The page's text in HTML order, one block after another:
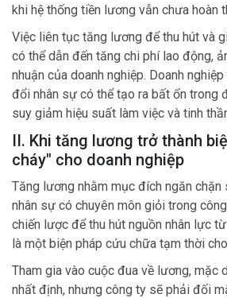
khi hệ thống tiền lương vẫn chưa hoàn
Việc liên tục tăng lương để thu hút và
có thể dẫn đến tăng chi phí lao động,
nhuận của doanh nghiệp. Doanh
đổi nhân sự có thể tạo ra bất ổn trong
suy giảm hiệu suất làm việc và tinh
II. Khi tăng lương trở thành
cháy" cho doanh nghiệp
Tăng lương nhằm mục đích ngăn chặn
nhân sự có chuyên môn giỏi trong
chiến lược để thu hút nguồn nhân lực
là một biện pháp cứu chữa tạm thời
Tham gia vào cuộc đua về lương, mặc
nhất định, nhưng công ty sẽ phải đối